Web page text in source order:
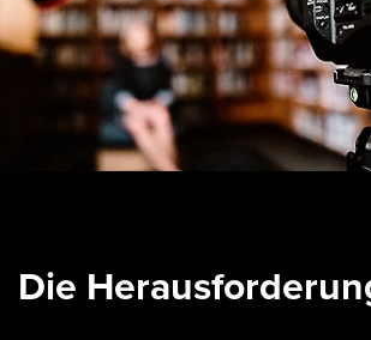
Die